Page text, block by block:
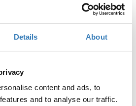
Details About
content and ads, to
and to analyse our traffic.
εγγραφών έχει λήξει.